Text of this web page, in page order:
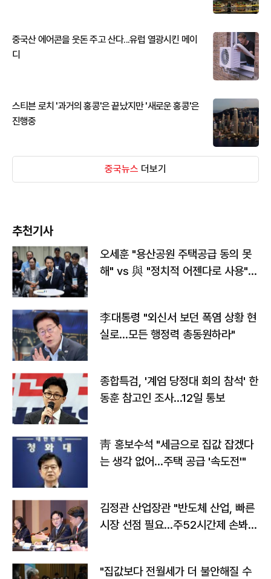
중국산 에어콘을 웃돈 주고 산다...유럽 열광시킨 메이
디
스티븐 로치 '과거의 홍콩'은 끝났지만 '새로운 홍콩'은
진행중
중국뉴스 더보기
추천기사
오세훈 "용산공원 주택공급 동의 못
해" vs 與 "정치적 어젠다로 사용"
李대통령 "외신서 보던 폭염 상황 현
실로…모든 행정력 총동원하라"
종합특검, '계엄 당정대 회의 참석' 한
동훈 참고인 조사...12일 통보
靑 홍보수석 "세금으로 집값 잡겠다
는 생각 없어…주택 공급 '속도전'"
김정관 산업장관 "반도체 산업, 빠른
시장 선점 필요…주52시간제 손봐
"집값보다 전월세가 더 불안해질 수